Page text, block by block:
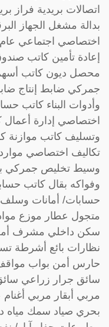
اتصالات بريدية فراز
بدالة مشغل الجهاز
اختصاصي اجتماعي
إعادة تأمين كاتب
محصل ديون كاتب
جمركي ضابط إنتاج
وأدوات البناء كاتب
اختصاصي إدارة أعمال
وتسليف كاتب موازنة
تكاليف اختصاصي
وسيط تخليص جمركي
وفواكه بقال كاتب
حسابات/ أمانات وسلف
متجول عطار موزع
سكن داخلي مشرف
نظارات بائع أشرطة
حارس أمن بواب
سائق جرار زراعي
مربي أبقار مربي
بحري صياد سمك مياه